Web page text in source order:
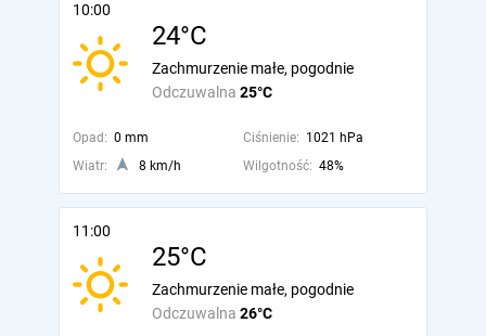
10:00
24°C
Odczuwalna 25°C
Zachmurzenie małe, pogodnie
Opad: 0 mm Ciśnienie: 1021 hPa
Wiatr:
8 km/h Wilgotność: 48%
11:00
25°C
Odczuwalna 26°C
Zachmurzenie małe, pogodnie